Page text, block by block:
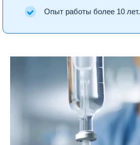
Опыт работы более 10 лет.